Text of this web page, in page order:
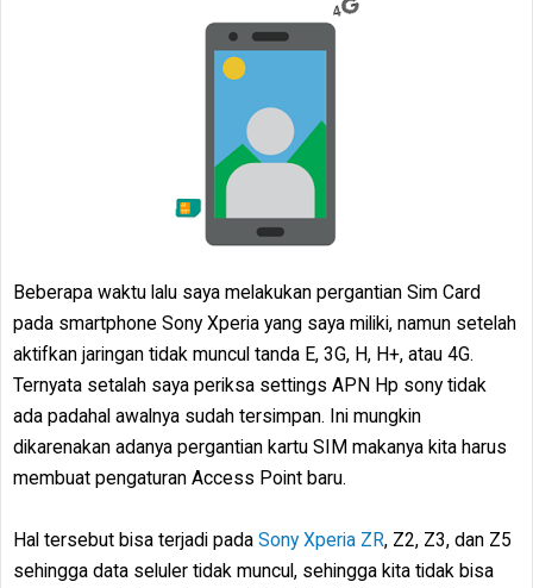
Beberapa waktu lalu saya melakukan pergantian Sim Card
pada smartphone Sony Xperia yang saya miliki, namun setelah
aktifkan jaringan tidak muncul tanda E, 3G, H, H+, atau 4G.
Ternyata setalah saya periksa settings APN Hp sony tidak
ada padahal awalnya sudah tersimpan. Ini mungkin
dikarenakan adanya pergantian kartu SIM makanya kita harus
membuat pengaturan Access Point baru.
Hal tersebut bisa terjadi pada Sony Xperia ZR, Z2, Z3, dan Z5
sehingga data seluler tidak muncul, sehingga kita tidak bisa